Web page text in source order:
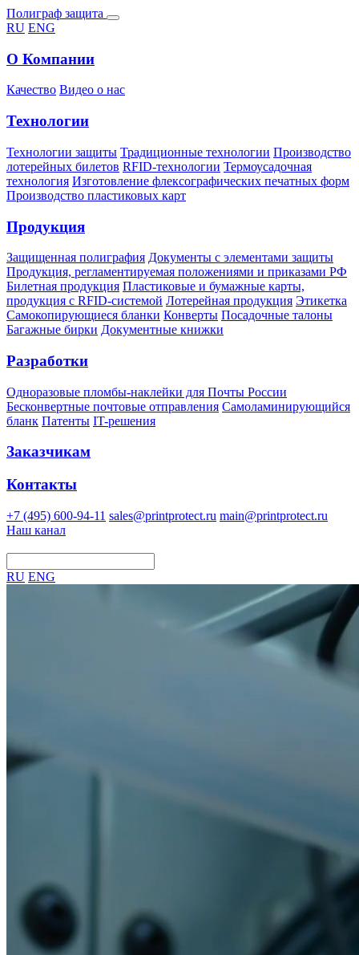
Полиграф защита
RU ENG
О Компании
Качество Видео о нас
Технологии
Технологии защиты Традиционные технологии Производство
лотерейных билетов RFID-технологии Термоусадочная
технология Изготовление флексографических печатных форм
Производство пластиковых карт
Продукция
Защищенная полиграфия Документы с элементами защиты
Продукция, регламентируемая положениями и приказами РФ
Билетная продукция Пластиковые и бумажные карты,
продукция с RFID-системой Лотерейная продукция Этикетка
Самокопирующиеся бланки Конверты Посадочные талоны
Багажные бирки Документные книжки
Разработки
Одноразовые пломбы-наклейки для Почты России
Бесконвертные почтовые отправления Самоламини­рующийся
бланк Патенты IT-решения
Заказчикам
Контакты
+7 (495) 600-94-11 sales@printprotect.ru main@printprotect.ru
Наш канал
RU ENG